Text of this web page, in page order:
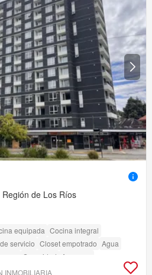
Región de Los Ríos
equipada Cocina integral
servicio Closet empotrado Agua
Seguridad
Ascensor
INMOBILIARIA